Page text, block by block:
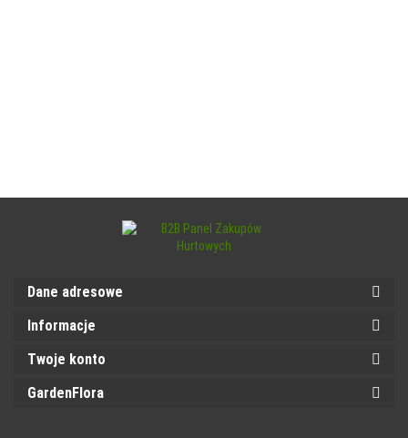
Dane adresowe
Informacje
Twoje konto
GardenFlora